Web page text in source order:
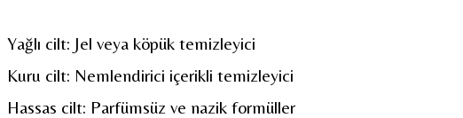
Yağlı cilt: Jel veya köpük temizleyici
Kuru cilt: Nemlendirici içerikli temizleyici
Hassas cilt: Parfümsüz ve nazik formüller